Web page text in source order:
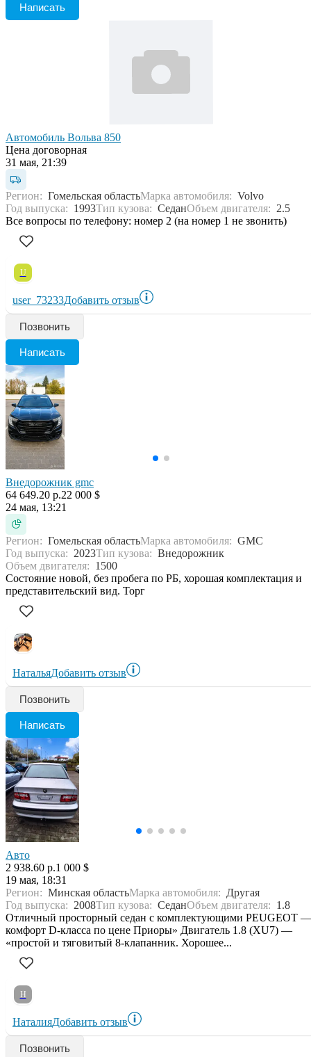
Написать
Автомобиль Вольва 850
Цена договорная
31 мая, 21:39
Регион: Гомельская областьМарка автомобиля: Volvo
Год выпуска: 1993Тип кузова: СеданОбъем двигателя: 2.5
Все вопросы по телефону: номер 2 (на номер 1 не звонить)
U
user_73233Добавить отзыв
Позвонить
Написать
Внедорожник gmc
64 649.20 р.22 000 $
24 мая, 13:21
Регион: Гомельская областьМарка автомобиля: GMC
Год выпуска: 2023Тип кузова: Внедорожник
Объем двигателя: 1500
Состояние новой, без пробега по РБ, хорошая комплектация и
представительский вид. Торг
НатальяДобавить отзыв
Позвонить
Написать
Авто
2 938.60 р.1 000 $
19 мая, 18:31
Регион: Минская областьМарка автомобиля: Другая
Год выпуска: 2008Тип кузова: СеданОбъем двигателя: 1.8
Отличный просторный седан с комплектующими PEUGEOT —
комфорт D-класса по цене Приоры» Двигатель 1.8 (XU7) —
«простой и тяговитый 8-клапанник. Хорошее...
Н
НаталияДобавить отзыв
Позвонить